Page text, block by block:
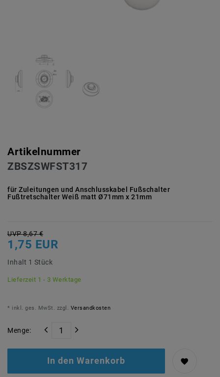
Artikelnummer
ZBSZSWFST317
für Zuleitungen und Anschlusskabel Fußschalter
Fußtretschalter Weiß matt Ø71mm x 21mm
UVP 8,67 €
1,75 EUR
Inhalt 1 Stück
Lieferzeit 1 - 3 Werktage
* inkl. ges. MwSt. zzgl. Versandkosten
Menge:
In den Warenkorb